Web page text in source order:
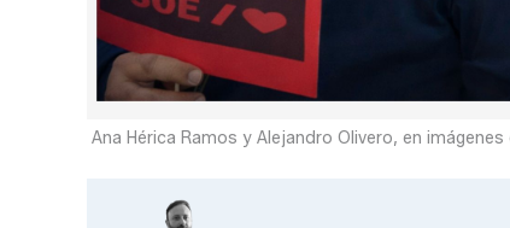
Ana Hérica Ramos y Alejandro Olivero, en imágenes